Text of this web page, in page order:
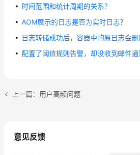
时间范围和统计周期的关系？
AOM展示的日志是否为实时日志？
日志转储成功后，容器中的原日志会删
配置了阈值规则告警，却没收到邮件通
上一篇：用户高频问题
意见反馈